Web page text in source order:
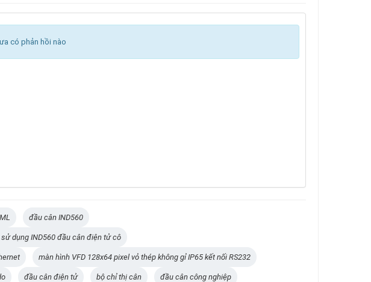
có phản hồi nào
đầu cân IND560
dụng IND560 đầu cân điện tử cô
màn hình VFD 128x64 pixel vỏ thép không gỉ IP65 kết nối RS232
đầu cân điện tử bộ chỉ thị cân đầu cân công nghiệp